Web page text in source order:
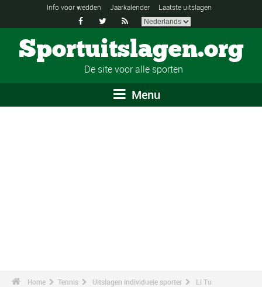
Info voor wedden Jaarkalender Laatste uitslagen
  
Sportuitslagen.org
De site voor alle sporten
Menu
Home Tennis Uitslagen individuele sporter Li Tu